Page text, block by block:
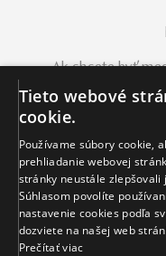
Ak chcete byť
*Chcem sa
Tieto webové
cookie.
Používame súbory cookie,
prehliadanie webovej
stránky neustále
Súhlasom povolíte
nastavenie cookies podľa
dozviete na našej web
Prečítať viac